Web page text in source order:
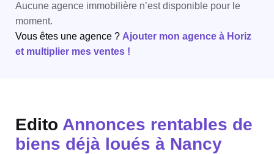
Aucune agence immobilière n’est disponible pour le
moment.
Vous êtes une agence ? Ajouter mon agence à Horiz
et multiplier mes ventes !
Edito Annonces rentables de
biens déjà loués à Nancy